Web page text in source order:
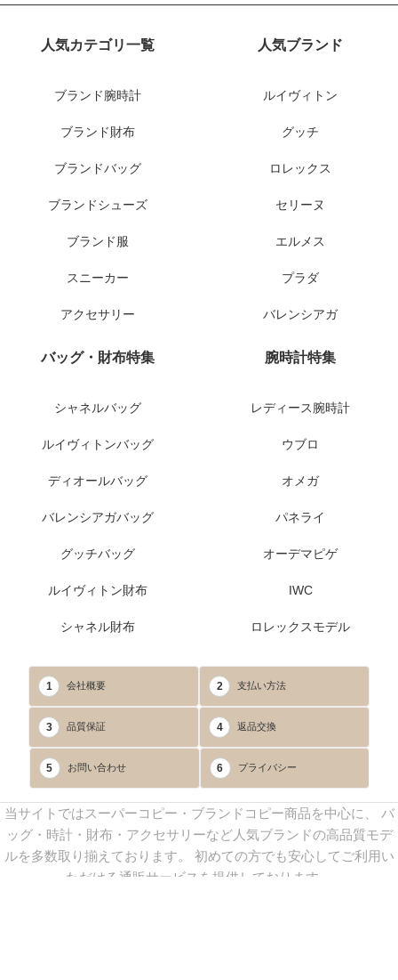
人気カテゴリ一覧
ブランド腕時計
ブランド財布
ブランドバッグ
ブランドシューズ
ブランド服
スニーカー
アクセサリー
人気ブランド
ルイヴィトン
グッチ
ロレックス
セリーヌ
エルメス
プラダ
バレンシアガ
バッグ・財布特集
シャネルバッグ
ルイヴィトンバッグ
ディオールバッグ
バレンシアガバッグ
グッチバッグ
ルイヴィトン財布
シャネル財布
腕時計特集
レディース腕時計
ウブロ
オメガ
パネライ
オーデマピゲ
IWC
ロレックスモデル
1 会社概要 2 支払い方法
3 品質保証 4 返品交換
5 お問い合わせ 6 プライバシー
当サイトではスーパーコピー・ブランドコピー商品を中心に、 バ
ッグ・時計・財布・アクセサリーなど人気ブランドの高品質モデ
ルを多数取り揃えております。 初めての方でも安心してご利用い
ただける通販サービスを提供しております。